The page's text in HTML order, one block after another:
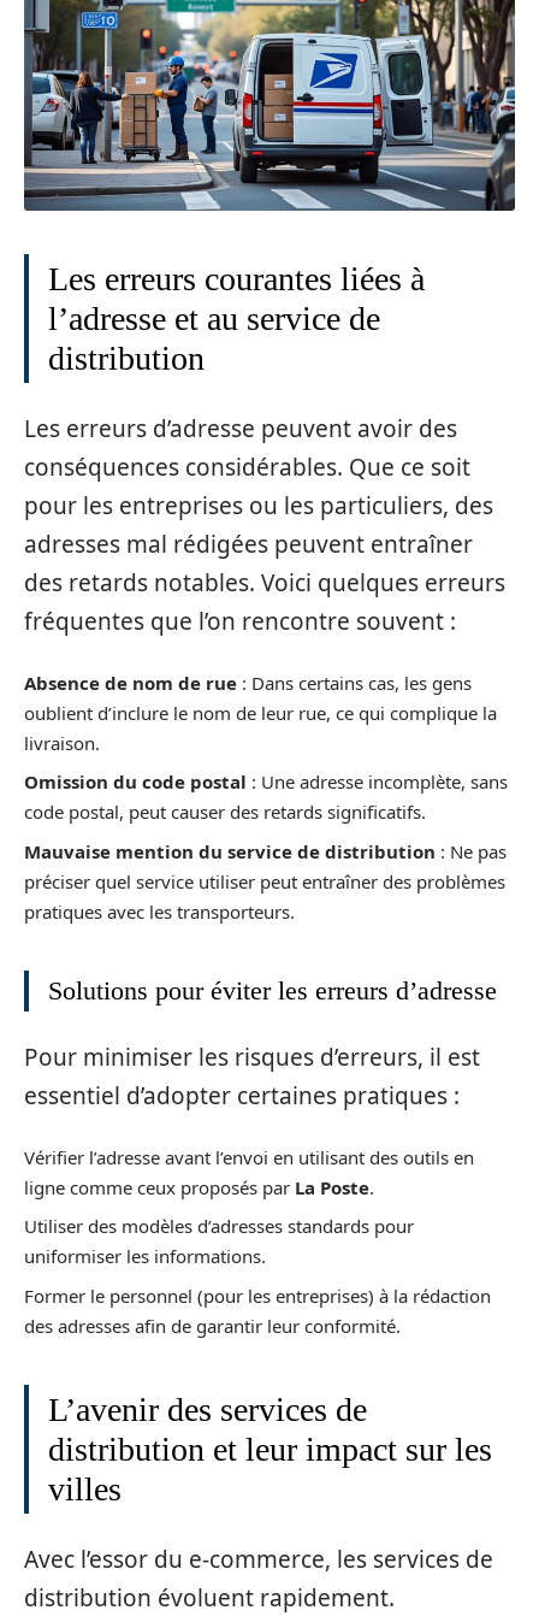
Les erreurs courantes liées à
l’adresse et au service de
distribution
Les erreurs d’adresse peuvent avoir des
conséquences considérables. Que ce soit
pour les entreprises ou les particuliers, des
adresses mal rédigées peuvent entraîner
des retards notables. Voici quelques erreurs
fréquentes que l’on rencontre souvent :
Absence de nom de rue : Dans certains cas, les gens
oublient d’inclure le nom de leur rue, ce qui complique la
livraison.
Omission du code postal : Une adresse incomplète, sans
code postal, peut causer des retards significatifs.
Mauvaise mention du service de distribution : Ne pas
préciser quel service utiliser peut entraîner des problèmes
pratiques avec les transporteurs.
Solutions pour éviter les erreurs d’adresse
Pour minimiser les risques d’erreurs, il est
essentiel d’adopter certaines pratiques :
Vérifier l’adresse avant l’envoi en utilisant des outils en
ligne comme ceux proposés par La Poste.
Utiliser des modèles d’adresses standards pour
uniformiser les informations.
Former le personnel (pour les entreprises) à la rédaction
des adresses afin de garantir leur conformité.
L’avenir des services de
distribution et leur impact sur les
villes
Avec l’essor du e-commerce, les services de
distribution évoluent rapidement.